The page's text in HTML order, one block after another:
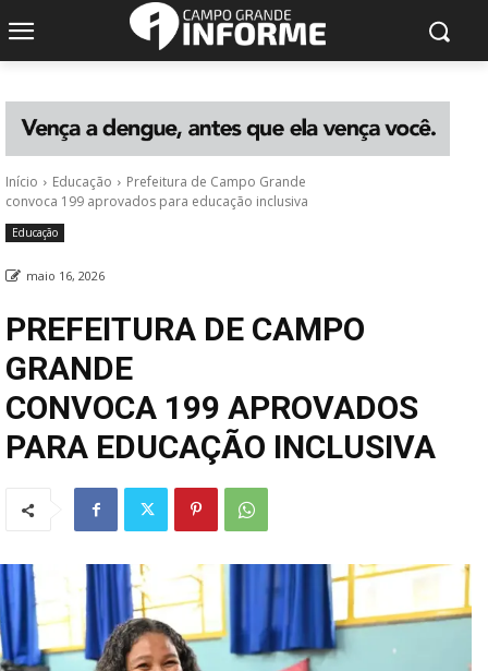
Início Educação
Prefeitura de Campo Grande
convoca 199 aprovados para educação inclusiva
Educação
maio 16, 2026
PREFEITURA DE CAMPO
GRANDE
CONVOCA 199 APROVADOS
PARA EDUCAÇÃO INCLUSIVA